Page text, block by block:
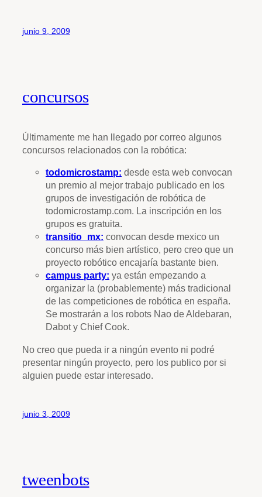
junio 9, 2009
concursos
Últimamente me han llegado por correo algunos
concursos relacionados con la robótica:
todomicrostamp: desde esta web convocan
un premio al mejor trabajo publicado en los
grupos de investigación de robótica de
todomicrostamp.com. La inscripción en los
grupos es gratuita.
transitio_mx: convocan desde mexico un
concurso más bien artístico, pero creo que un
proyecto robótico encajaría bastante bien.
campus party: ya están empezando a
organizar la (probablemente) más tradicional
de las competiciones de robótica en españa.
Se mostrarán a los robots Nao de Aldebaran,
Dabot y Chief Cook.
No creo que pueda ir a ningún evento ni podré
presentar ningún proyecto, pero los publico por si
alguien puede estar interesado.
junio 3, 2009
tweenbots